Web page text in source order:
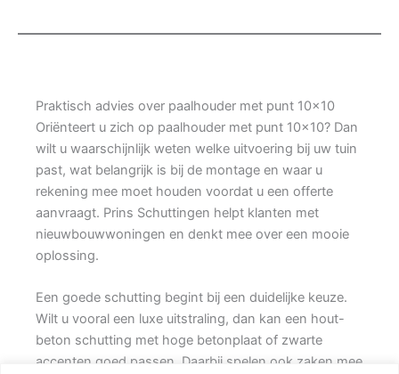
Praktisch advies over paalhouder met punt 10×10
Oriënteert u zich op paalhouder met punt 10×10? Dan
wilt u waarschijnlijk weten welke uitvoering bij uw tuin
past, wat belangrijk is bij de montage en waar u
rekening mee moet houden voordat u een offerte
aanvraagt. Prins Schuttingen helpt klanten met
nieuwbouwwoningen en denkt mee over een mooie
oplossing.
Een goede schutting begint bij een duidelijke keuze.
Wilt u vooral een luxe uitstraling, dan kan een hout-
beton schutting met hoge betonplaat of zwarte
accenten goed passen. Daarbij spelen ook zaken mee